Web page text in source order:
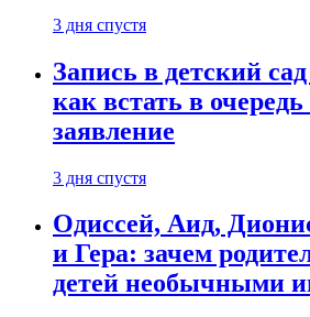
3 дня спустя
Запись в детский
как встать в
заявление
3 дня спустя
Одиссей, Аид,
и Гера: зачем
детей необычными